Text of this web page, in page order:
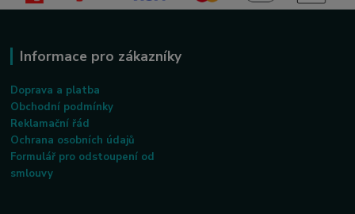
Informace pro zákazníky
Doprava a platba
Obchodní podmínky
Reklamační řád
Ochrana osobních údajů
Formulář pro odstoupení od
smlouvy